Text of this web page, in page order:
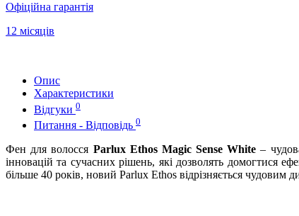
Офіційна гарантія
12 місяців
Опис
Характеристики
Відгуки 0
Питання - Відповідь 0
Фен для волосся Parlux Ethos Magic Sense White–
інновацій та сучасних рішень, які дозволять домогтися
більше 40 років, новий Parlux Ethos відрізняється